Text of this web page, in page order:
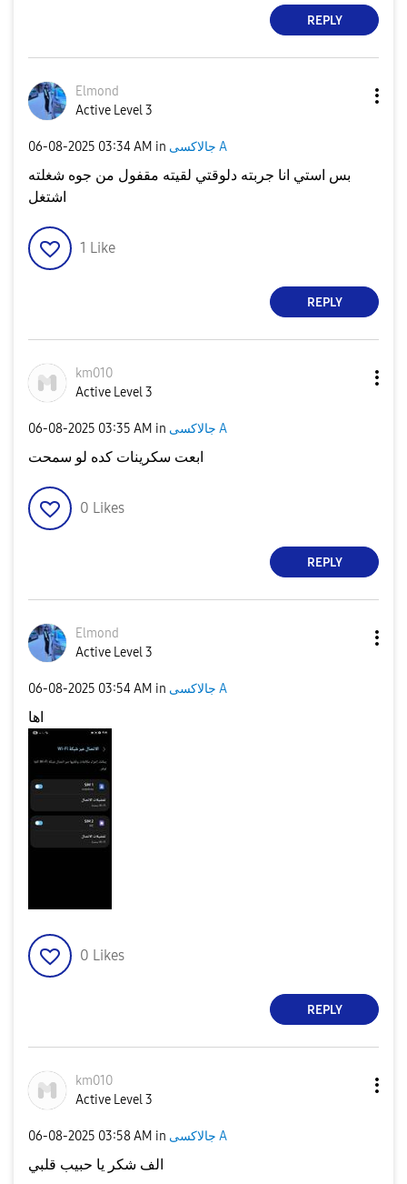
REPLY
Elmond
Active Level 3
‎06-08-2025 03:34 AM in جالاكسى A
بس استي انا جربته دلوقتي لقيته مقفول من جوه شغلته
اشتغل
1 Like
REPLY
km010
Active Level 3
‎06-08-2025 03:35 AM in جالاكسى A
ابعت سكرينات كده لو سمحت
0 Likes
REPLY
Elmond
Active Level 3
‎06-08-2025 03:54 AM in جالاكسى A
اها
0 Likes
REPLY
km010
Active Level 3
‎06-08-2025 03:58 AM in جالاكسى A
الف شكر يا حبيب قلبي